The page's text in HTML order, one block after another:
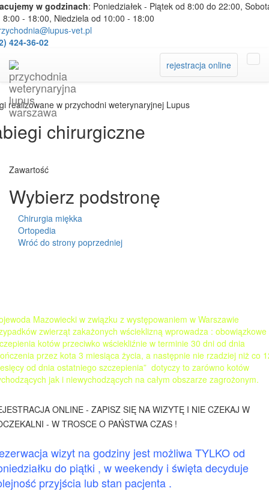
w godzinach: Poniedziałek - Piątek od 8:00 do 22:00,
8:00 - 18:00, Niedziela od 10:00 - 18:00
vet.pl
424-36-02
rejestracja online
realizowane w przychodni weterynaryjnej Lupus
chirurgiczne
Zawartość
Wybierz podstronę
Chirurgia miękka
Ortopedia
Wróć do strony poprzedniej
Mazowiecki w związku z występowaniem w Warszawie
zwierząt zakażonych wścieklizną wprowadza : obowiązkowe
kotów przeciwko wściekliźnie w terminie 30 dni od dnia
przez kota 3 miesiąca życia, a następnie nie rzadziej niż co
od dnia ostatniego szczepienia” dotyczy to zarówno kotów
jak i niewychodzących na całym obszarze zagrożonym.
ONLINE - ZAPISZ SIĘ NA WIZYTĘ I NIE CZEKAJ W
- W TROSCE O PAŃSTWA CZAS !
wizyt na godziny jest możliwa TYLKO od
do piątki , w weekendy i święta decyduje
przyjścia lub stan pacjenta .